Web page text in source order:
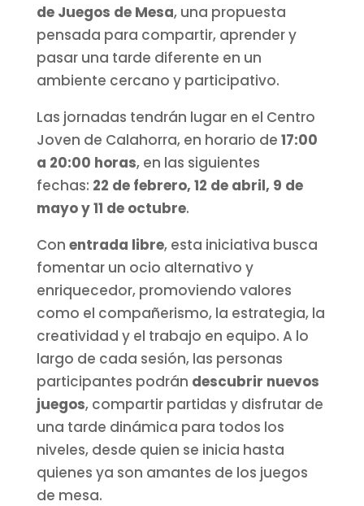
de Juegos de Mesa, una propuesta
pensada para compartir, aprender y
pasar una tarde diferente en un
ambiente cercano y participativo.
Las jornadas tendrán lugar en el Centro
Joven de Calahorra, en horario de 17:00
a 20:00 horas, en las siguientes
fechas: 22 de febrero, 12 de abril, 9 de
mayo y 11 de octubre.
Con entrada libre, esta iniciativa busca
fomentar un ocio alternativo y
enriquecedor, promoviendo valores
como el compañerismo, la estrategia, la
creatividad y el trabajo en equipo. A lo
largo de cada sesión, las personas
participantes podrán descubrir nuevos
juegos, compartir partidas y disfrutar de
una tarde dinámica para todos los
niveles, desde quien se inicia hasta
quienes ya son amantes de los juegos
de mesa.